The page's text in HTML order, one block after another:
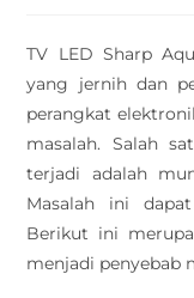
TV LED Sharp
yang jernih dan
perangkat
masalah. Salah
terjadi adalah
Masalah ini
Berikut ini
menjadi penyebab